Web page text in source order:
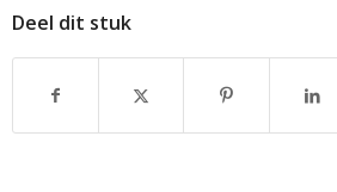
Deel dit stuk